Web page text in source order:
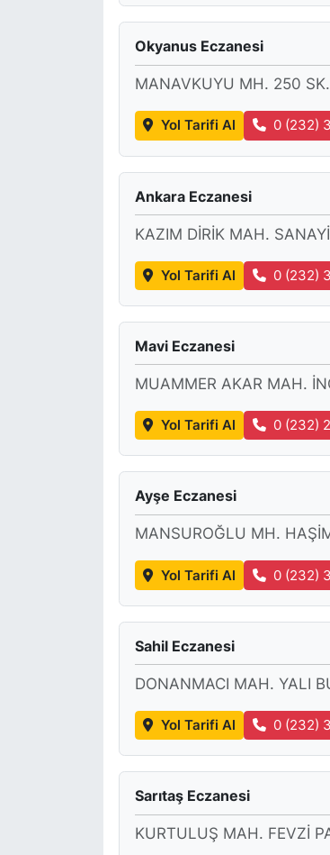
Okyanus Eczanesi
MANAVKUYU MH. 250
Yol Tarifi Al 0 (232)
Ankara Eczanesi
KAZIM DİRİK MAH.
Yol Tarifi Al 0 (232)
Mavi Eczanesi
MUAMMER AKAR MAH.
Yol Tarifi Al 0 (232)
Ayşe Eczanesi
MANSUROĞLU MH.
Yol Tarifi Al 0 (232)
Sahil Eczanesi
DONANMACI MAH. YALI
Yol Tarifi Al 0 (232)
Sarıtaş Eczanesi
KURTULUŞ MAH. FEVZİ